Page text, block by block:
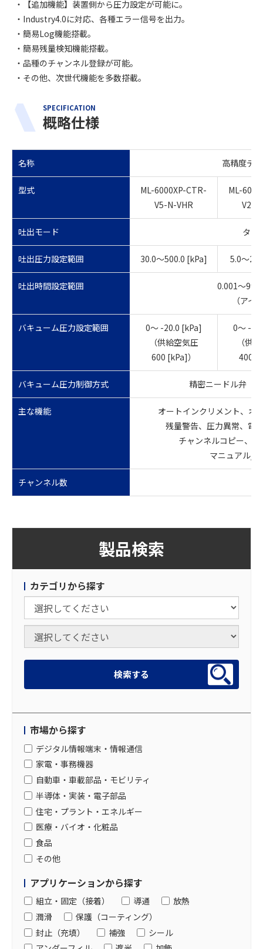
・【追加機能】装置側から圧力設定が可能に。
・Industry4.0に対応、各種エラー信号を出力。
・簡易Log機能搭載。
・簡易残量検知機能搭載。
・品種のチャンネル登録が可能。
・その他、次世代機能を多数搭載。
SPECIFICATION
概略仕様
名称 高精度デ
型式
ML-6000XP-CTR-
V5-N-VHR
ML-
V2-
吐出モード タイ
吐出圧力設定範囲 30.0～500.0 [kPa] 5.0～
吐出時間設定範囲
0.001～
（ア
バキューム圧力設定範囲
0～ -20.0 [kPa]
（供給空気圧
600 [kPa]）
0～ -
（供
400
バキューム圧力制御方式 精密ニードル弁
主な機能
オートインクリメント、オ
残量警告、圧力異常、電
チャンネルコピー、
マニュアル/
チャンネル数
製品検索
カテゴリから探す
市場から探す
デジタル情報端末・情報通信
家電・事務機器
自動車・車載部品・モビリティ
半導体・実装・電子部品
住宅・プラント・エネルギー
医療・バイオ・化粧品
食品
その他
アプリケーションから探す
組立・固定（接着） 導通
放熱
潤滑
保護（コーティング）
封止（充填）
補強
シール